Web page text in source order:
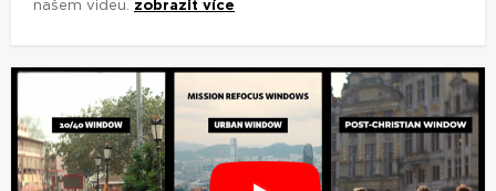
našem videu. zobrazit více